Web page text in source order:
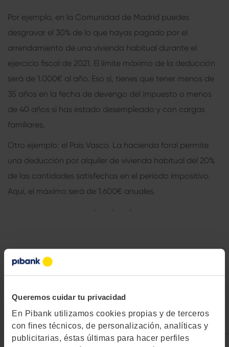
Queremos cuidar tu privacidad
En Pibank utilizamos cookies propias y de terceros
con fines técnicos, de personalización, analíticas y
publicitarias, éstas últimas para hacer perfiles
Por ejemplo, en la Comunidad de Madrid puedes
desgravar el 30% de lo que hayas pagado por el
arrendamiento de una vivienda habitual durante el
ejercicio fiscal de 2021. El límite máximo de la deducción
será de 1.000€ al año. Eso sí, tienes que tener menos de
35 años en la fecha de devengo del impuesto o menos
de 40 años si has estado desempleado y con cargas
familiares.
Otro ejemplo: el País Vasco. La hacienda foral permite
una deducción por alquiler de vivienda habitual del 20%
de las cantidades satisfechas en el periodo impositivo.
Aquí, el máximo será de 1.600€ anuales.